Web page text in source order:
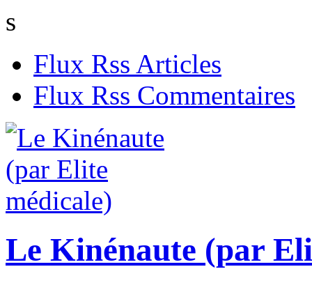
s
Flux Rss Articles
Flux Rss Commentaires
Le Kinénaute (par